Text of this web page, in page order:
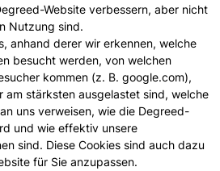
Website verbessern, aber nicht
Nutzung sind.
anhand derer wir erkennen, welche
besucht werden, von welchen
kommen (z. B. google.com),
am stärksten ausgelastet sind, welche
uns verweisen, wie die Degreed-
und wie effektiv unsere
sind. Diese Cookies sind auch dazu
für Sie anzupassen.